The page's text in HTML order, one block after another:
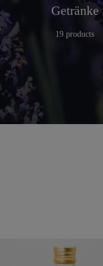
Getränke
19 products